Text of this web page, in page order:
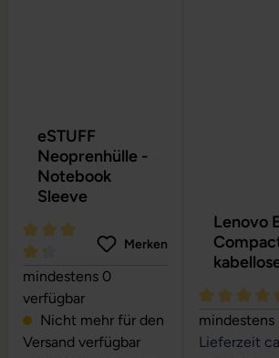
eSTUFF
Neoprenhülle -
Notebook
Sleeve
Durchschnittliche Bewertung von 4.24
Merken
mindestens 0
verfügbar
Nicht mehr für den
Versand verfügbar
Lenovo
mindestens
Lieferzeit